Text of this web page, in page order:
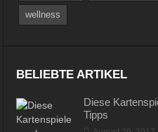
wellness
BELIEBTE ARTIKEL
Diese
Tipps